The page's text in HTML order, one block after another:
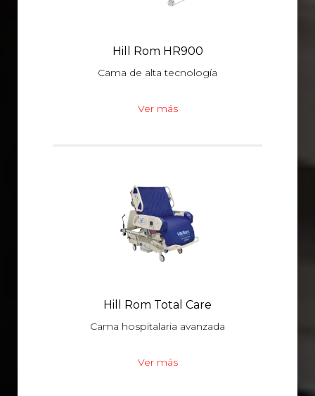
Hill Rom HR900
Cama de alta tecnología
Ver más
Hill Rom Total Care
Cama hospitalaria avanzada
Ver más